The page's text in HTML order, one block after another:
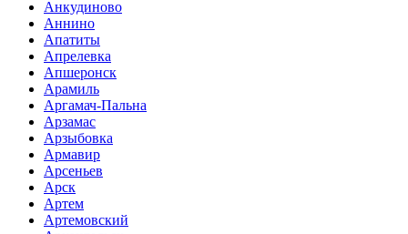
Анкудиново
Аннино
Апатиты
Апрелевка
Апшеронск
Арамиль
Аргамач-Пальна
Арзамас
Арзыбовка
Армавир
Арсеньев
Арск
Артем
Артемовский